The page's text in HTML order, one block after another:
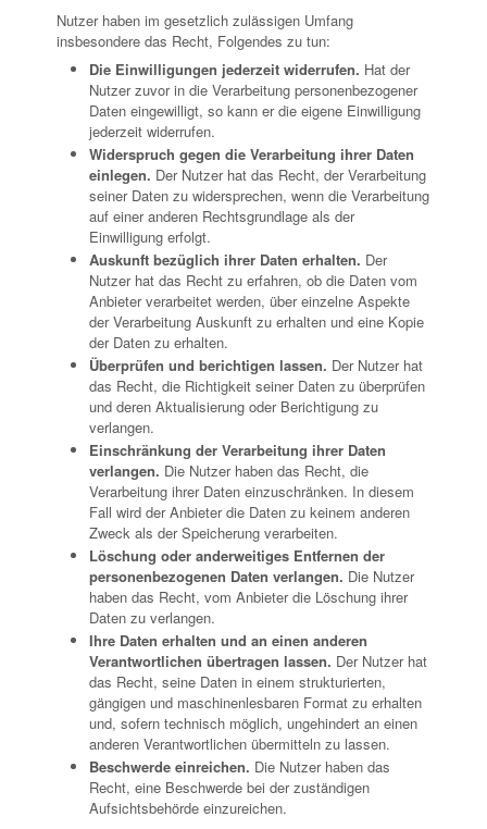
Nutzer haben im gesetzlich zulässigen Umfang
insbesondere das Recht, Folgendes zu tun:
Die Einwilligungen jederzeit widerrufen. Hat der
Nutzer zuvor in die Verarbeitung personenbezogener
Daten eingewilligt, so kann er die eigene Einwilligung
jederzeit widerrufen.
Widerspruch gegen die Verarbeitung ihrer Daten
einlegen. Der Nutzer hat das Recht, der Verarbeitung
seiner Daten zu widersprechen, wenn die Verarbeitung
auf einer anderen Rechtsgrundlage als der
Einwilligung erfolgt.
Auskunft bezüglich ihrer Daten erhalten. Der
Nutzer hat das Recht zu erfahren, ob die Daten vom
Anbieter verarbeitet werden, über einzelne Aspekte
der Verarbeitung Auskunft zu erhalten und eine Kopie
der Daten zu erhalten.
Überprüfen und berichtigen lassen. Der Nutzer hat
das Recht, die Richtigkeit seiner Daten zu überprüfen
und deren Aktualisierung oder Berichtigung zu
verlangen.
Einschränkung der Verarbeitung ihrer Daten
verlangen. Die Nutzer haben das Recht, die
Verarbeitung ihrer Daten einzuschränken. In diesem
Fall wird der Anbieter die Daten zu keinem anderen
Zweck als der Speicherung verarbeiten.
Löschung oder anderweitiges Entfernen der
personenbezogenen Daten verlangen. Die Nutzer
haben das Recht, vom Anbieter die Löschung ihrer
Daten zu verlangen.
Ihre Daten erhalten und an einen anderen
Verantwortlichen übertragen lassen. Der Nutzer hat
das Recht, seine Daten in einem strukturierten,
gängigen und maschinenlesbaren Format zu erhalten
und, sofern technisch möglich, ungehindert an einen
anderen Verantwortlichen übermitteln zu lassen.
Beschwerde einreichen. Die Nutzer haben das
Recht, eine Beschwerde bei der zuständigen
Aufsichtsbehörde einzureichen.